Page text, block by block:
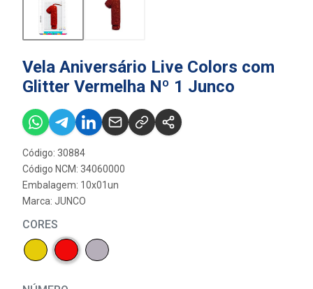
Vela Aniversário Live Colors com
Glitter Vermelha Nº 1 Junco
Código: 30884
Código NCM: 34060000
Embalagem: 10x01un
Marca: JUNCO
CORES